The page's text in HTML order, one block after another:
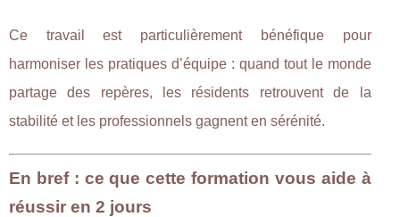
Ce travail est particulièrement bénéfique pour
harmoniser les pratiques d’équipe : quand tout le monde
partage des repères, les résidents retrouvent de la
stabilité et les professionnels gagnent en sérénité.
En bref : ce que cette formation vous aide à
réussir en 2 jours